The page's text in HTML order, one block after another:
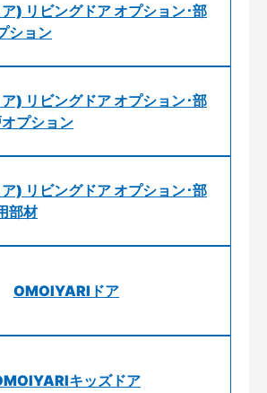
) リビングドア オプション･部
ション
) リビングドア オプション･部
プション
) リビングドア オプション･部
部材
OMOIYARIドア
キッズドア